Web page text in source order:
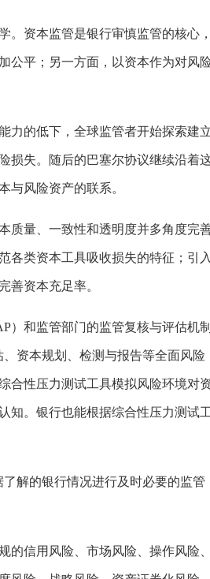
。资本监管是银行审慎监管的核心，
公平；另一方面，以资本作为对风
力的低下，全球监管者开始探索建
损失。随后的巴塞尔协议继续沿着
与风险资产的联系。
质量、一致性和透明度并多角度完
各类资本工具吸收损失的特征；引入
善资本充足率。
）和监管部门的监管复核与评估机制
、资本规划、检测与报告等全面风险
合性压力测试工具模拟风险环境对
知。银行也能根据综合性压力测试工
解的银行情况进行及时必要的监管
的信用风险、市场风险、操作风险、